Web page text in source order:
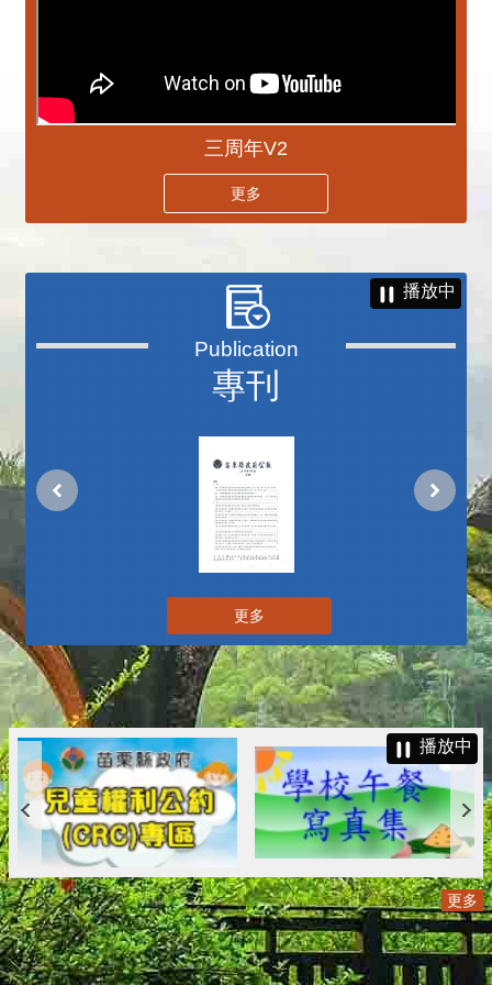
三周年V2
更多
專刊
播放中
更多
播放中
更多